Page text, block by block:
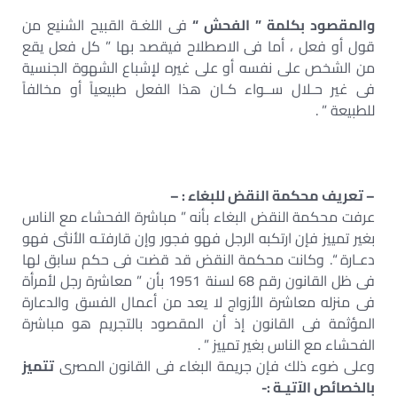
والمقصود بكلمة ” الفحش “فى اللغـة القبيح الشنيع من
قول أو فعل ، أما فى الاصطلاح فيقصد بها ” كل فعل يقع
من الشخص على نفسه أو على غيره لإشباع الشهوة الجنسية
فى غير حـلال ســواء كـان هذا الفعل طبيعياً أو مخالفاً
للطبيعة ” .
– تعريف محكمة النقض للبغاء : –
عرفت محكمة النقض البغاء بأنه ” مباشرة الفحشاء مع الناس
بغير تمييز فإن ارتكبه الرجل فهو فجور وإن قارفتـه الأنثى فهو
دعـارة “. وكانت محكمة النقض قد قضت فى حكم سابق لها
فى ظل القانون رقم 68 لسنة 1951 بأن ” معاشرة رجل لأمرأة
فى منزله معاشرة الأزواج لا يعد من أعمال الفسق والدعارة
المؤثمة فى القانون إذ أن المقصود بالتجريم هو مباشرة
الفحشاء مع الناس بغير تمييز ” .
وعلى ضوء ذلك فإن جريمة البغاء فى القانون المصرى تتميز
بالخصائص الآتيـة :-